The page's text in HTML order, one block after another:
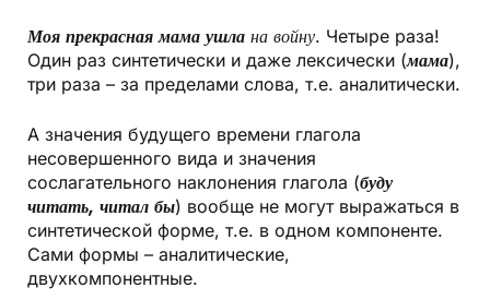
Моя прекрасная мама ушла на войну. Четыре раза!
Один раз синтетически и даже лексически (мама),
три раза – за пределами слова, т.е. аналитически.
А значения будущего времени глагола
несовершенного вида и значения
сослагательного наклонения глагола (буду
читать, читал бы) вообще не могут выражаться в
синтетической форме, т.е. в одном компоненте.
Сами формы – аналитические,
двухкомпонентные.